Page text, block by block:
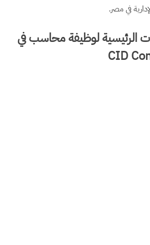
في مصر.
الرئيسية لوظيفة محاسب في